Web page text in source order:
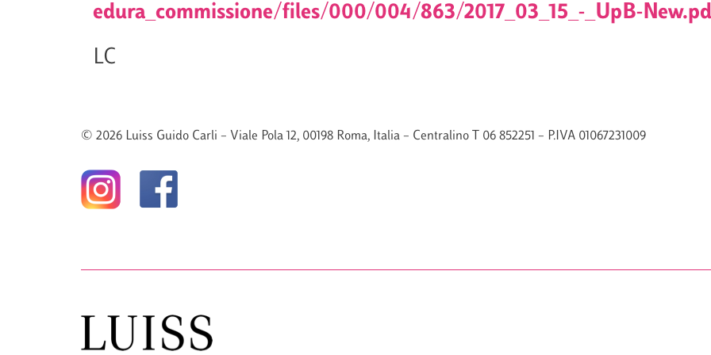
edura_commissione/files/000/004/863/2017_03_15_-_UpB-
LC
© 2026 Luiss Guido Carli – Viale Pola 12, 00198 Roma, Italia – Centralino T 06 852251 – P.IVA 01067231009